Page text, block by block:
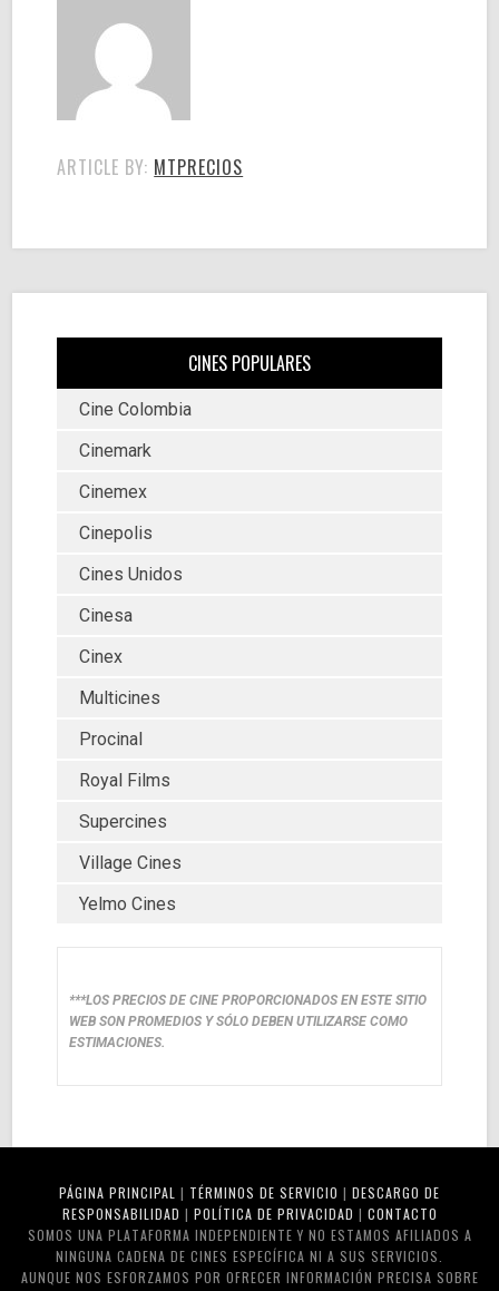
ARTICLE BY: MTPRECIOS
CINES POPULARES
Cine Colombia
Cinemark
Cinemex
Cinepolis
Cines Unidos
Cinesa
Cinex
Multicines
Procinal
Royal Films
Supercines
Village Cines
Yelmo Cines
***LOS PRECIOS DE CINE PROPORCIONADOS EN ESTE SITIO
WEB SON PROMEDIOS Y SÓLO DEBEN UTILIZARSE COMO
ESTIMACIONES.
PÁGINA PRINCIPAL | TÉRMINOS DE SERVICIO | DESCARGO DE
RESPONSABILIDAD | POLÍTICA DE PRIVACIDAD | CONTACTO
SOMOS UNA PLATAFORMA INDEPENDIENTE Y NO ESTAMOS AFILIADOS A
NINGUNA CADENA DE CINES ESPECÍFICA NI A SUS SERVICIOS.
AUNQUE NOS ESFORZAMOS POR OFRECER INFORMACIÓN PRECISA SOBRE